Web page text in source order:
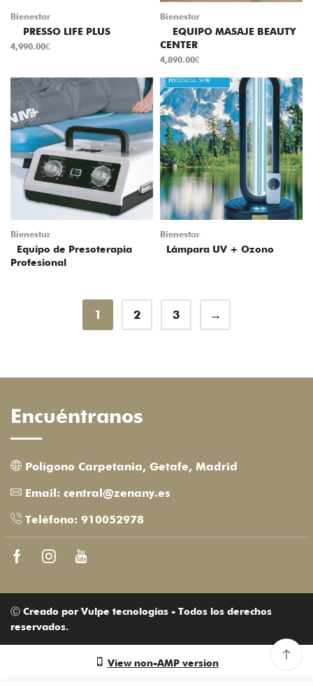
Bienestar
PRESSO LIFE PLUS
4,990.00€
Bienestar
EQUIPO MASAJE BEAUTY
CENTER
4,890.00€
Bienestar
Equipo de Presoterapia
Profesional
Bienestar
Lámpara UV + Ozono
1 2 3 →
Encuéntranos
Polígono Carpetania, Getafe, Madrid
Email: central@zenany.es
Teléfono: 910052978
FacebookInstagram
Ⓒ Creado por Vulpe tecnologías - Todos los derechos
reservados.
View non-AMP version